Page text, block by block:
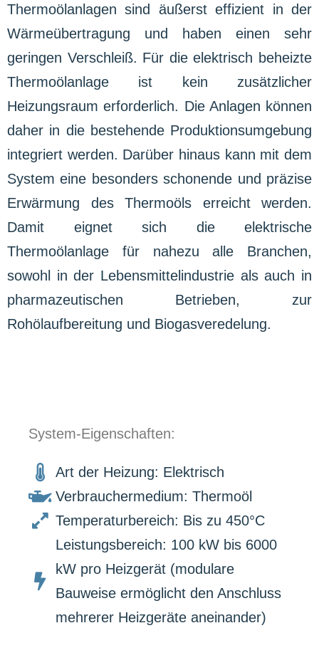
Thermoölanlagen sind äußerst effizient in der
Wärmeübertragung und haben einen sehr
geringen Verschleiß. Für die elektrisch beheizte
Thermoölanlage ist kein zusätzlicher
Heizungsraum erforderlich. Die Anlagen können
daher in die bestehende Produktionsumgebung
integriert werden. Darüber hinaus kann mit dem
System eine besonders schonende und präzise
Erwärmung des Thermoöls erreicht werden.
Damit eignet sich die elektrische
Thermoölanlage für nahezu alle Branchen,
sowohl in der Lebensmittelindustrie als auch in
pharmazeutischen Betrieben, zur
Rohölaufbereitung und Biogasveredelung.
System-Eigenschaften:
Art der Heizung: Elektrisch
Verbrauchermedium: Thermoöl
Temperaturbereich: Bis zu 450°C
Leistungsbereich: 100 kW bis 6000
kW pro Heizgerät (modulare
Bauweise ermöglicht den Anschluss
mehrerer Heizgeräte aneinander)